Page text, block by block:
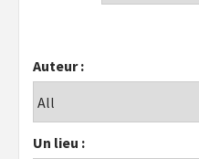
Auteur :
Un lieu :